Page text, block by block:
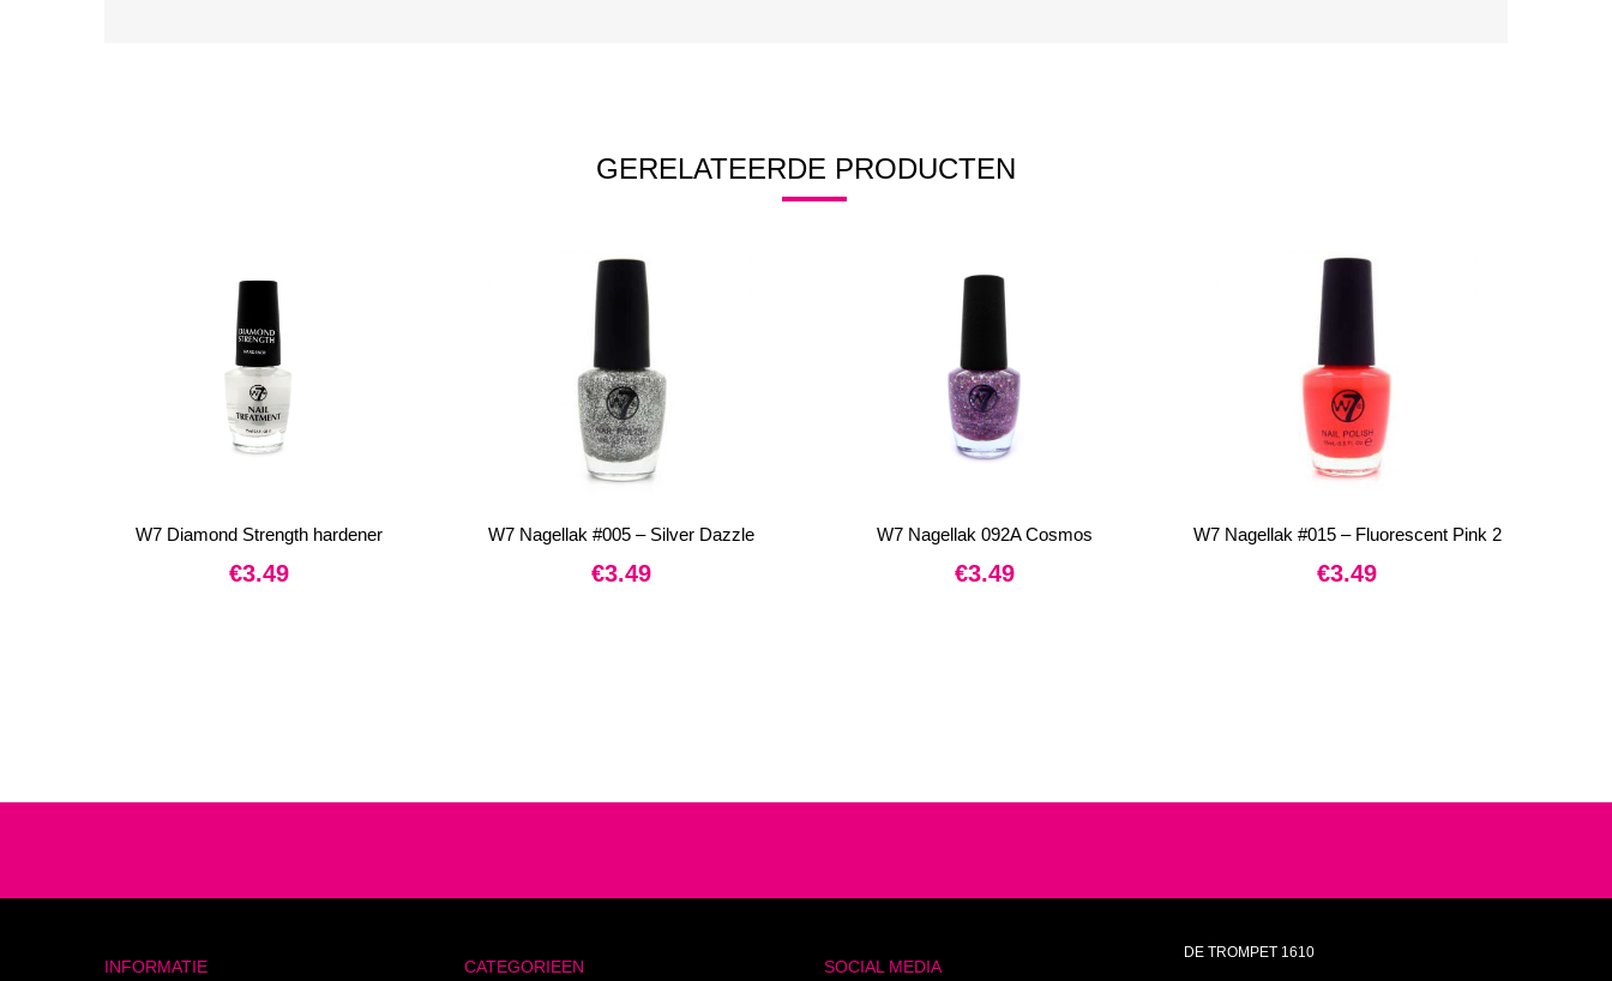
GERELATEERDE PRODUCTEN
W7 Diamond Strength hardener
€3.49
W7 Nagellak #005 – Silver Dazzle
€3.49
W7 Nagellak 092A Cosmos
€3.49
W7 Nagellak #015 – Fluorescent Pink 2
€3.49
INFORMATIE CATEGORIEEN SOCIAL MEDIA
DE TROMPET 1610